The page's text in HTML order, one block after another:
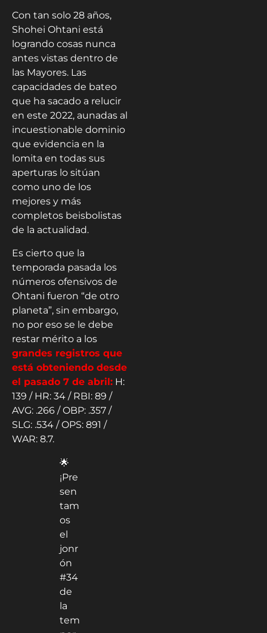
Con tan solo 28 años,
Shohei Ohtani está
logrando cosas nunca
antes vistas dentro de
las Mayores. Las
capacidades de bateo
que ha sacado a relucir
en este 2022, aunadas al
incuestionable dominio
que evidencia en la
lomita en todas sus
aperturas lo sitúan
como uno de los
mejores y más
completos beisbolistas
de la actualidad.
Es cierto que la
temporada pasada los
números ofensivos de
Ohtani fueron “de otro
planeta”, sin embargo,
no por eso se le debe
restar mérito a los
grandes registros que
está obteniendo desde
el pasado 7 de abril: H:
139 / HR: 34 / RBI: 89 /
AVG: .266 / OBP: .357 /
SLG: .534 / OPS: 891 /
WAR: 8.7.
🌟
¡Pre
sen
tam
os
el
jonr
ón
#34
de
la
tem